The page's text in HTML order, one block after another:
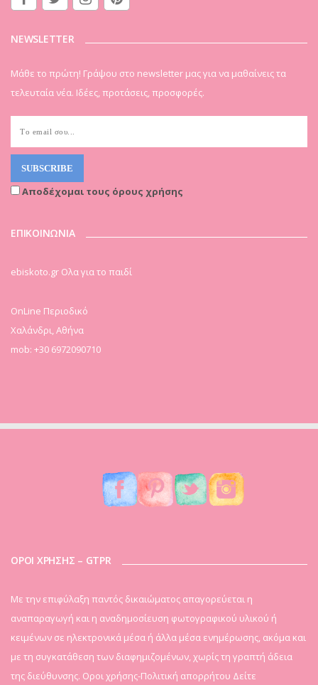
NEWSLETTER
Μάθε το πρώτη! Γράψου στο newsletter μας για να μαθαίνεις τα
τελευταία νέα. Ιδέες, προτάσεις, προσφορές.
Αποδέχομαι τους όρους χρήσης
ΕΠΙΚΟΙΝΩΝΙΑ
ebiskoto.gr Ολα για το παιδί
OnLine Περιοδικό
Χαλάνδρι, Αθήνα
mob: +30 6972090710
ΟΡΟΙ ΧΡΗΣΗΣ – GTPR
Mε την επιφύλαξη παντός δικαιώματος απαγορεύεται η
αναπαραγωγή και η αναδημοσίευση φωτογραφικού υλικού ή
κειμένων σε ηλεκτρονικά μέσα ή άλλα μέσα ενημέρωσης, ακόμα και
με τη συγκατάθεση των διαφημιζομένων, χωρίς τη γραπτή άδεια
της διεύθυνσης. Οροι χρήσης-Πολιτική απορρήτου Δείτε